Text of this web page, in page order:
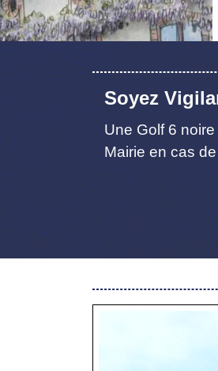
Soyez
Une Golf 6
Mairie en cas